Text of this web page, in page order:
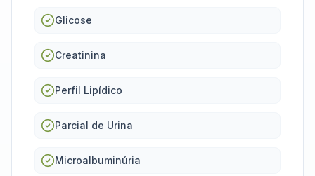
Glicose
Creatinina
Perfil Lipídico
Parcial de Urina
Microalbuminúria